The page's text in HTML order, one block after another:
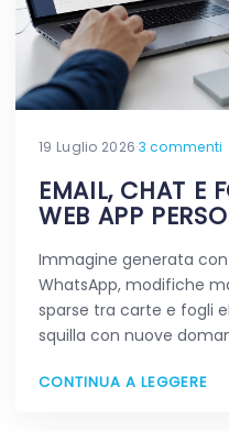
19 Luglio 2026·3 commenti
EMAIL, CHAT E
WEB APP
Immagine generata
WhatsApp, modifiche
sparse tra carte e fogli
squilla con nuove
CONTINUA A LEGGERE